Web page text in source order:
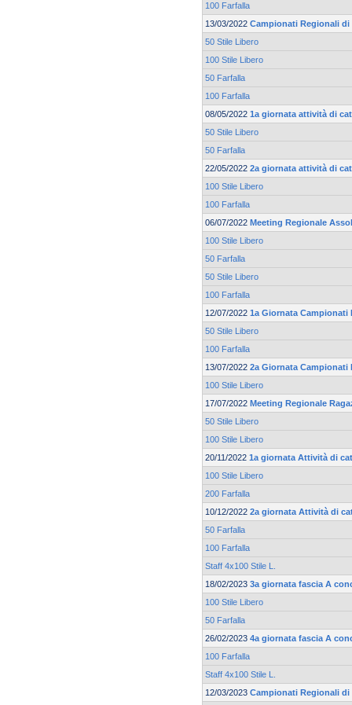
100 Farfalla
13/03/2022 Campionati Regionali
50 Stile Libero
100 Stile Libero
50 Farfalla
100 Farfalla
08/05/2022 1a giornata attività di
50 Stile Libero
50 Farfalla
22/05/2022 2a giornata attività di
100 Stile Libero
100 Farfalla
06/07/2022 Meeting Regionale
100 Stile Libero
50 Farfalla
50 Stile Libero
100 Farfalla
12/07/2022 1a Giornata
50 Stile Libero
100 Farfalla
13/07/2022 2a Giornata
100 Stile Libero
17/07/2022 Meeting Regionale
50 Stile Libero
100 Stile Libero
20/11/2022 1a giornata Attività di
100 Stile Libero
200 Farfalla
10/12/2022 2a giornata Attività di
50 Farfalla
100 Farfalla
Staff 4x100 Stile L.
18/02/2023 3a giornata fascia A
100 Stile Libero
50 Farfalla
26/02/2023 4a giornata fascia A
100 Farfalla
Staff 4x100 Stile L.
12/03/2023 Campionati Regionali